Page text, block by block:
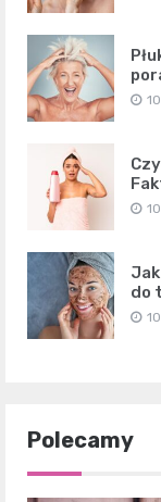
do
Polecamy